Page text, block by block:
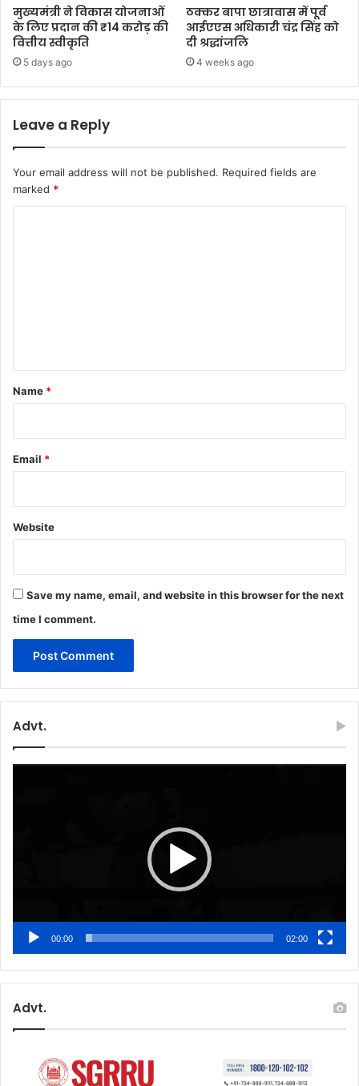
मुख्यमंत्री ने विकास योजनाओं
के लिए प्रदान की ₹14 करोड़ की
वित्तीय स्वीकृति
5 days ago
ठक्कर बापा छात्रावास में पूर्व
आईएएस अधिकारी चंद्र सिंह को
दी श्रद्धांजलि
4 weeks ago
Leave a Reply
Your email address will not be published. Required fields are
marked *
*
Name *
Email *
Website
Save my name, email, and website in this browser for the next
time I comment.
Advt.
00:00 02:00
Advt.